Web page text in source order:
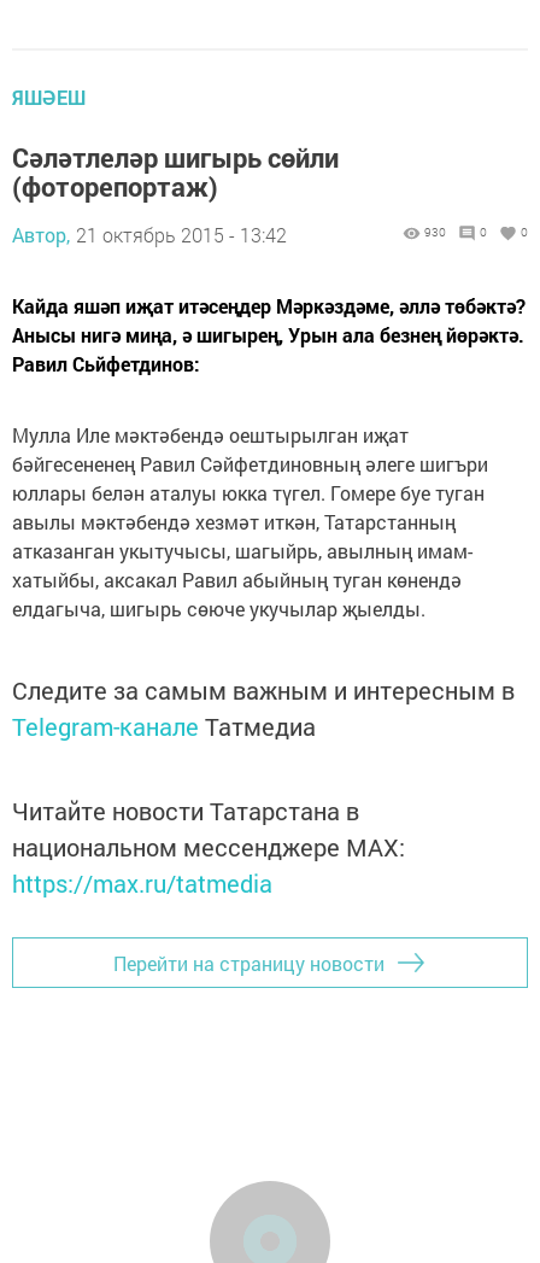
ЯШӘЕШ
Сәләтлеләр шигырь сөйли
(фоторепортаж)
Автор, 21 октябрь 2015 - 13:42 930 0 0
Кайда яшәп иҗат итәсеңдер Мәркәздәме, әллә төбәктә?
Анысы нигә миңа, ә шигырең, Урын ала безнең йөрәктә.
Равил Сьйфетдинов:
Мулла Иле мәктәбендә оештырылган иҗат
бәйгесененең Равил Сәйфетдиновның әлеге шигъри
юллары белән аталуы юкка түгел. Гомере буе туган
авылы мәктәбендә хезмәт иткән, Татарстанның
атказанган укытучысы, шагыйрь, авылның имам-
хатыйбы, аксакал Равил абыйның туган көнендә
елдагыча, шигырь сөюче укучылар җыелды.
Следите за самым важным и интересным в
Telegram-канале Татмедиа
Читайте новости Татарстана в
национальном мессенджере MАХ:
https://max.ru/tatmedia
Перейти на страницу новости